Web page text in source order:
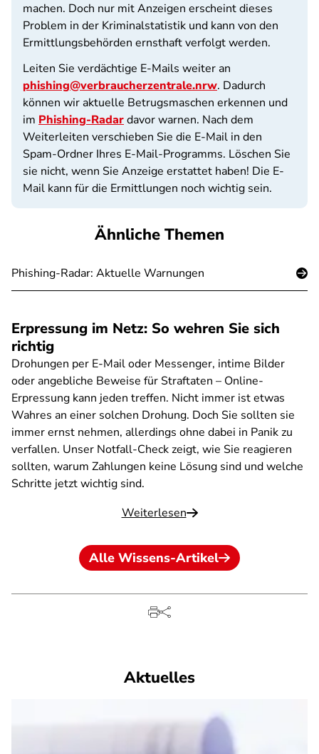
machen. Doch nur mit Anzeigen erscheint dieses
Problem in der Kriminalstatistik und kann von den
Ermittlungsbehörden ernsthaft verfolgt werden.
Leiten Sie verdächtige E-Mails weiter an
phishing@verbraucherzentrale.nrw. Dadurch
können wir aktuelle Betrugsmaschen erkennen und
im Phishing-Radardavor warnen. Nach dem
Weiterleiten verschieben Sie die E-Mail in den
Spam-Ordner Ihres E-Mail-Programms. Löschen Sie
sie nicht, wenn Sie Anzeige erstattet haben! Die E-
Mail kann für die Ermittlungen noch wichtig sein.
Ähnliche Themen
Phishing-Radar: Aktuelle Warnungen
Erpressung im Netz: So wehren Sie sich
richtig
Drohungen per E-Mail oder Messenger, intime Bilder
oder angebliche Beweise für Straftaten – Online-
Erpressung kann jeden treffen. Nicht immer ist etwas
Wahres an einer solchen Drohung. Doch Sie sollten sie
immer ernst nehmen, allerdings ohne dabei in Panik zu
verfallen. Unser Notfall-Check zeigt, wie Sie reagieren
sollten, warum Zahlungen keine Lösung sind und welche
Schritte jetzt wichtig sind.
Weiterlesen
Alle Wissens-Artikel
Aktuelles